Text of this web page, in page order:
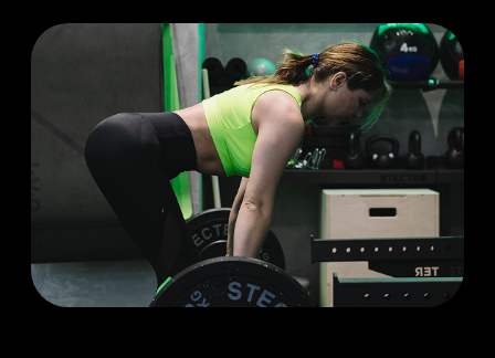
Скачивай наше
мобильное
приложение
и записывайся
на пробную
тренировку
со скидкой 55%